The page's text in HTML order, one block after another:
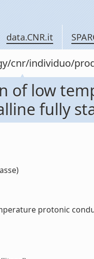
data.CNR.it
cnr/individuo/
of low
fully
protonic